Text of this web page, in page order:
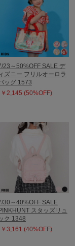
23～50%OFF SALE デ
ィズニー フリルオーロラ
ッグ 1573
￥2,145 (50%OFF)
30～40%OFF SALE
スタッズリュ
ク 1348
￥3,161 (40%OFF)